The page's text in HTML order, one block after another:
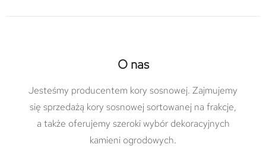
O nas
Jesteśmy producentem kory sosnowej. Zajmujemy
się sprzedażą kory sosnowej sortowanej na frakcje,
a także oferujemy szeroki wybór dekoracyjnych
kamieni ogrodowych.